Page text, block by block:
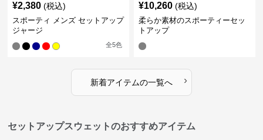
¥2,380 (税込)
スポーティ メンズ セットアップ
ジャージ
全5色
¥10,260 (税込)
柔らか素材のスポーティーセッ
トアップ
新着アイテムの一覧へ ›
セットアップスウェットのおすすめアイテム